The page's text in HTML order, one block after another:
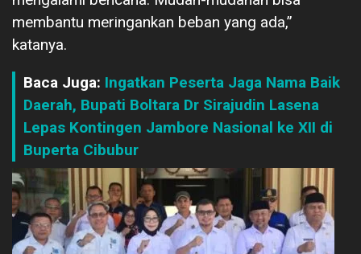
membantu meringankan beban yang ada,”
katanya.
Baca Juga: Ingatkan Peserta Jaga Nama Baik
Daerah, Bupati Boltara Dr Sirajudin Lasena
Lepas Kontingen Jambore Nasional ke XII di
Buperta Cibubur